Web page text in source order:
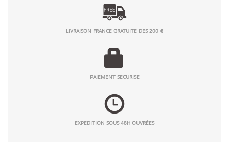
LIVRAISON FRANCE GRATUITE DES 200 €
PAIEMENT SECURISE
EXPEDITION SOUS 48H OUVRÉES